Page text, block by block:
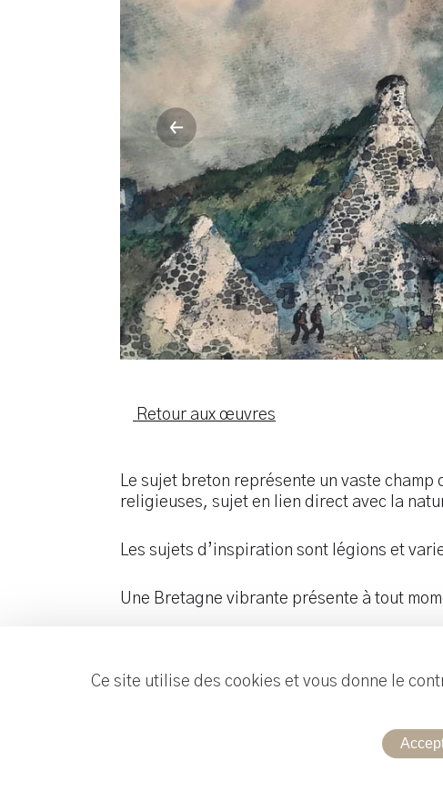
Retour aux œuvres
Le sujet breton représente un vaste
religieuses, sujet en lien direct avec la
Les sujets d’inspiration sont légions et
Une Bretagne vibrante présente à tout
Ce site utilise des cookies et vous donne le